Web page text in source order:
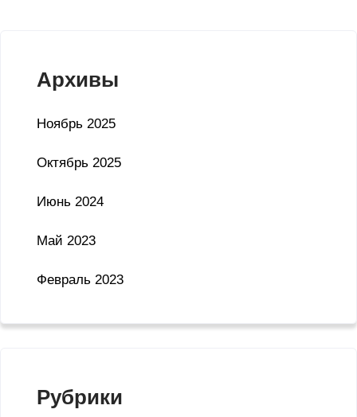
Архивы
Ноябрь 2025
Октябрь 2025
Июнь 2024
Май 2023
Февраль 2023
Рубрики